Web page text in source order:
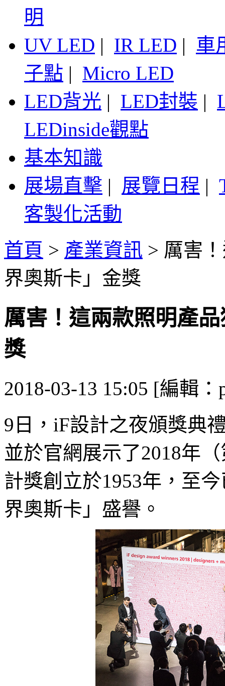
明
UV LED | IR LED | 車
子點 | Micro LED
LED背光 | LED封裝 |
LEDinside觀點
基本知識
展場直擊 | 展覽日程 |
客製化活動
首頁 > 產業資訊 > 厲害
界奧斯卡」金獎
厲害！這兩款照明產
獎
2018-03-13 15:05 [編輯：
9日，iF設計之夜頒獎典
並於官網展示了2018年
計獎創立於1953年，至
界奧斯卡」盛譽。